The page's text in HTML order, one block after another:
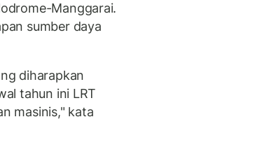
Manggarai.
sumber daya
diharapkan
tahun ini LRT
masinis," kata